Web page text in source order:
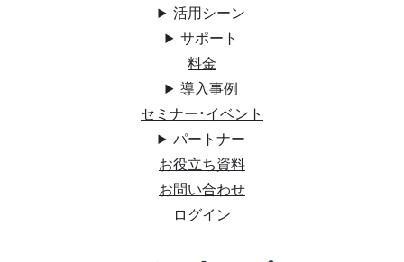
活用シーン
サポート
料金
導入事例
セミナー・イベント
パートナー
お役立ち資料
お問い合わせ
ログイン